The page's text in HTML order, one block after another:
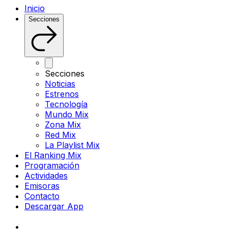
Inicio
Secciones
Secciones
Noticias
Estrenos
Tecnología
Mundo Mix
Zona Mix
Red Mix
La Playlist Mix
El Ranking Mix
Programación
Actividades
Emisoras
Contacto
Descargar App